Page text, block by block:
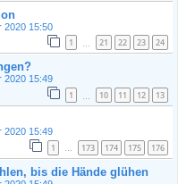
2020 15:50
1 21 22 23 24
2020 15:49
1 10 11 12 13
2020 15:49
1 … 173 174 175 176
bis die Hände glühen